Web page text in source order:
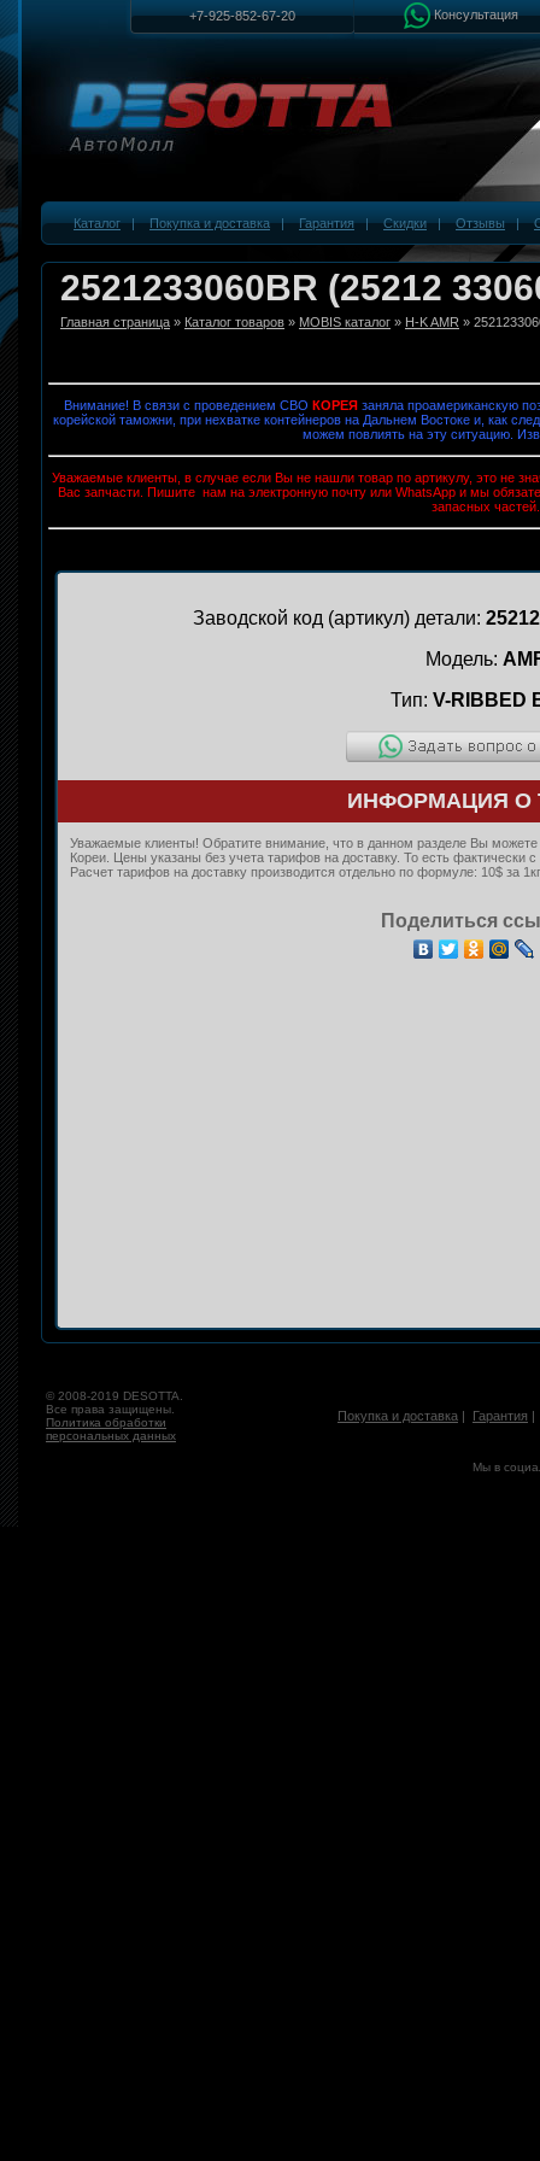
+7-925-852-67-20 Консультация
Каталог|Покупка и доставка|Гарантия|Скидки|Отзывы|
2521233060BR (25212
Главная страница » Каталог товаров » MOBIS каталог » H-K AMR »
Внимание! В связи с проведением СВО КОРЕЯзаняла проамериканскую
корейской таможни, при нехватке контейнеров на Дальнем Востоке и, как
можем повлиять на эту ситуацию.
Уважаемые клиенты, в случае если Вы не нашли товар по артикулу, это не
Вас запчасти. Пишите нам на электронную почту или WhatsApp и мы
запасных частей.
Заводской код (артикул) детали:
Модель:
Тип: V-RIBBED
ИНФОРМАЦИЯ О
Уважаемые клиенты! Обратите внимание, что в данном разделе Вы можете
Кореи. Цены указаны без учета тарифов на доставку. То есть
Расчет тарифов на доставку производится отдельно по формуле: 10$ за
Поделиться
© 2008-2019 DESOTTA.
Все права защищены.
Политика обработки
персональных данных
Покупка и доставка | Гарантия
Мы в